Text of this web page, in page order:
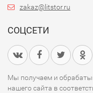
zakaz@litstor.ru
СОЦСЕТИ
Мы получаем и
нашего сайта в